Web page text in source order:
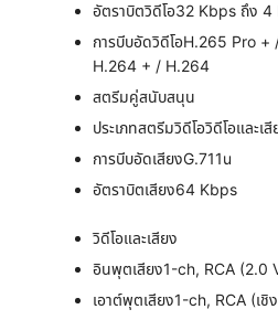
อัตราบิตวิดีโอ32 Kbps ถึง 4
การบีบอัดวิดีโอH.265 Pro +
H.264 + / H.264
สตรีมคู่สนับสนุน
ประเภทสตรีมวิดีโอวิดีโอและเสี
การบีบอัดเสียงG.711u
อัตราบิตเสียง64 Kbps
วิดีโอและเสียง
อินพุตเสียง1-ch, RCA (2.0
เอาต์พุตเสียง1-ch, RCA (เชิ